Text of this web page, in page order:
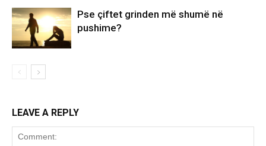
Pse çiftet grinden më shumë në
pushime?
LEAVE A REPLY